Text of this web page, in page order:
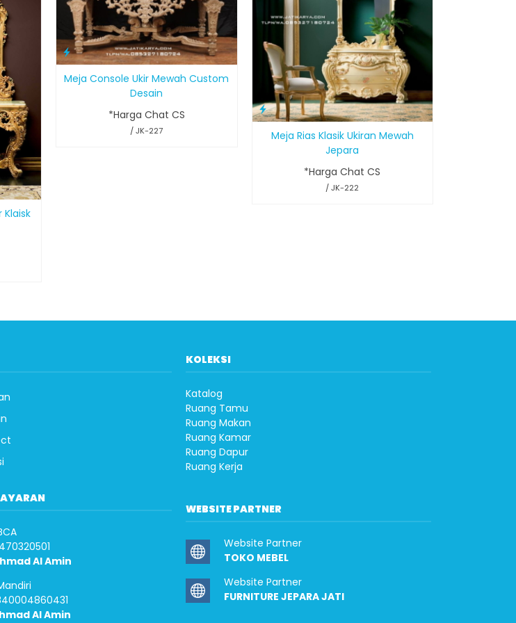
Meja Console Ukir Mewah Custom
Desain
*Harga Chat CS
/ JK-227
Meja Rias Klasik Ukiran Mewah
Jepara
*Harga Chat CS
/ JK-222
Al Amin
Al Amin
KOLEKSI
Katalog
Ruang Tamu
Ruang Makan
Ruang Kamar
Ruang Dapur
Ruang Kerja
WEBSITE PARTNER
Website Partner
TOKO MEBEL
Website Partner
FURNITURE JEPARA JATI